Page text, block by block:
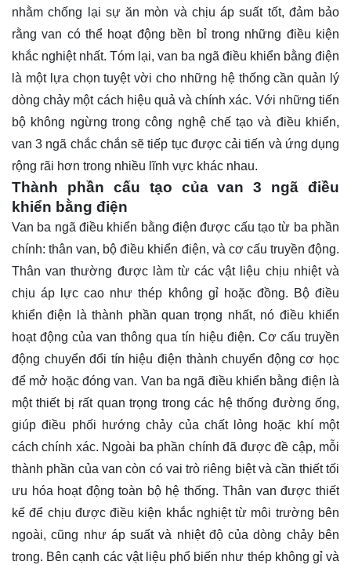
nhằm chống lại sự ăn mòn và chịu áp suất tốt, đảm bảo
rằng van có thể hoạt động bền bỉ trong những điều kiện
khắc nghiệt nhất. Tóm lại, van ba ngã điều khiển bằng điện
là một lựa chọn tuyệt vời cho những hệ thống cần quản lý
dòng chảy một cách hiệu quả và chính xác. Với những tiến
bộ không ngừng trong công nghệ chế tạo và điều khiển,
van 3 ngã chắc chắn sẽ tiếp tục được cải tiến và ứng dụng
rộng rãi hơn trong nhiều lĩnh vực khác nhau.
Thành phần cấu tạo của van 3 ngã điều
khiển bằng điện
Van ba ngã điều khiển bằng điện được cấu tạo từ ba phần
chính: thân van, bộ điều khiển điện, và cơ cấu truyền động.
Thân van thường được làm từ các vật liệu chịu nhiệt và
chịu áp lực cao như thép không gỉ hoặc đồng. Bộ điều
khiển điện là thành phần quan trọng nhất, nó điều khiển
hoạt động của van thông qua tín hiệu điện. Cơ cấu truyền
động chuyển đổi tín hiệu điện thành chuyển động cơ học
để mở hoặc đóng van. Van ba ngã điều khiển bằng điện là
một thiết bị rất quan trọng trong các hệ thống đường ống,
giúp điều phối hướng chảy của chất lỏng hoặc khí một
cách chính xác. Ngoài ba phần chính đã được đề cập, mỗi
thành phần của van còn có vai trò riêng biệt và cần thiết tối
ưu hóa hoạt động toàn bộ hệ thống. Thân van được thiết
kế để chịu được điều kiện khắc nghiệt từ môi trường bên
ngoài, cũng như áp suất và nhiệt độ của dòng chảy bên
trong. Bên cạnh các vật liệu phổ biến như thép không gỉ và